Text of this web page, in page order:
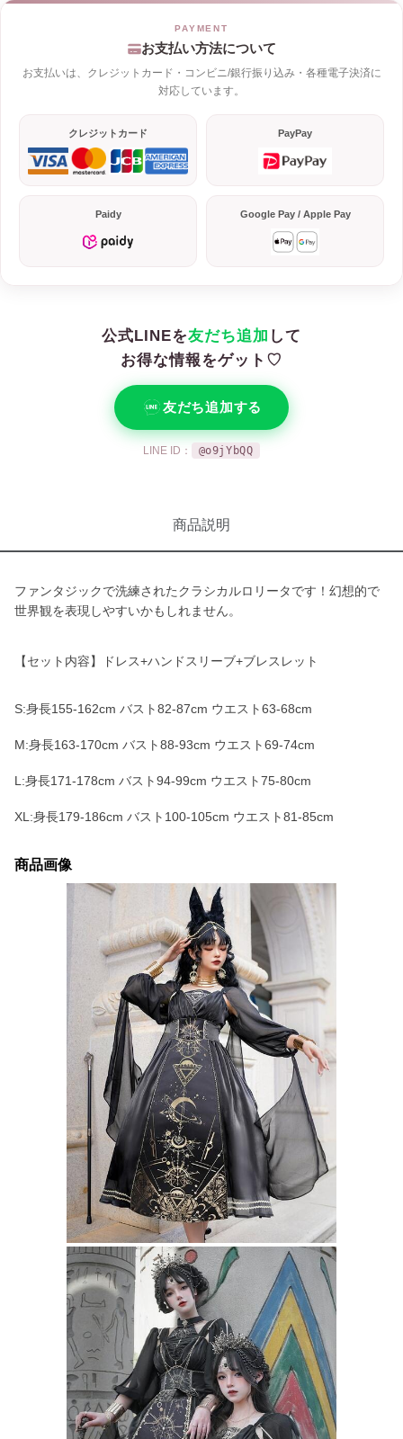
お支払い方法について
お支払いは、クレジットカード・コンビニ/銀行振り込み・各種電子決済に
対応しています。
クレジットカード PayPay
Paidy Google Pay / Apple Pay
公式LINEを友だち追加 して
お得な情報をゲット♡
友だち追加する
LINE ID： @o9jYbQQ
商品説明
ファンタジックで洗練されたクラシカルロリータです！幻想的で
世界観を表現しやすいかもしれません。
【セット内容】ドレス+ハンドスリーブ+ブレスレット
S:身長155-162cm バスト82-87cm ウエスト63-68cm
M:身長163-170cm バスト88-93cm ウエスト69-74cm
L:身長171-178cm バスト94-99cm ウエスト75-80cm
XL:身長179-186cm バスト100-105cm ウエスト81-85cm
商品画像